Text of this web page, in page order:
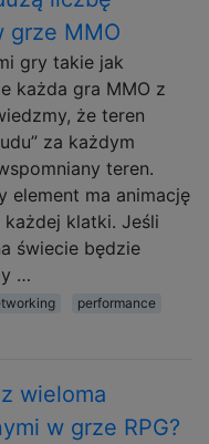
grze MMO
gry takie jak
każda gra MMO z
że teren
za każdym
teren.
element ma animację
klatki. Jeśli
świecie będzie
…
performance
wieloma
w grze RPG?